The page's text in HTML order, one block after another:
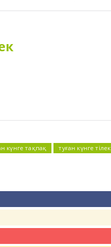
күнге тақпақ туған күнге тілек